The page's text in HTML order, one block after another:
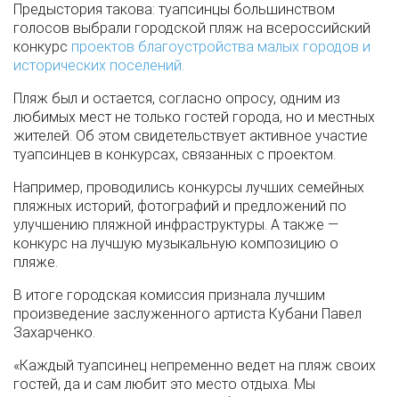
Предыстория такова: туапсинцы большинством
голосов выбрали городской пляж на всероссийский
конкурс проектов благоустройства малых городов и
исторических поселений.
Пляж был и остается, согласно опросу, одним из
любимых мест не только гостей города, но и местных
жителей. Об этом свидетельствует активное участие
туапсинцев в конкурсах, связанных с проектом.
Например, проводились конкурсы лучших семейных
пляжных историй, фотографий и предложений по
улучшению пляжной инфраструктуры. А также —
конкурс на лучшую музыкальную композицию о
пляже.
В итоге городская комиссия признала лучшим
произведение заслуженного артиста Кубани Павел
Захарченко.
«Каждый туапсинец непременно ведет на пляж своих
гостей, да и сам любит это место отдыха. Мы